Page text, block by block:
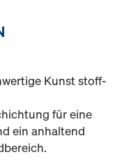
Kunst stoff-
für eine
ein anhaltend